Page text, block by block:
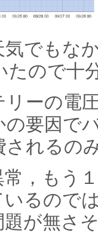
でもな
たので十
ーの電
要因で
されるの
常，もう
るので
が無さ